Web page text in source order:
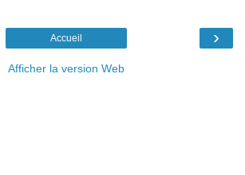
›
Accueil
Afficher la version Web